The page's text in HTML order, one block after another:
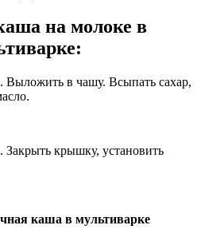
на молоке в
Выложить в чашу. Всыпать сахар,
крышку, установить
каша в мультиварке